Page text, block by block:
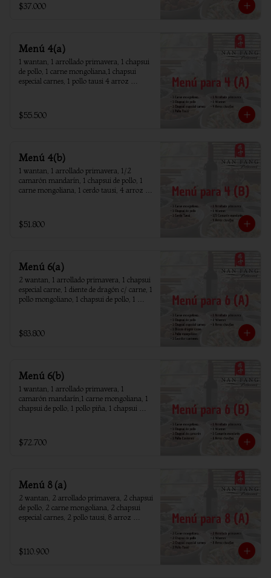
$37.000
Menú 4(a)
1 wantan, 1 arrollado primavera, 1 chapsui
de pollo, 1 carne mongoliana,1 chapsui
especial carnes, 1 pollo tausi 4 arroz
$55.500
Menú 4(b)
1 wantan, 1 arrollado primavera, 1/2
camarón mandarín, 1 chapsui de pollo, 1
carne mongoliana, 1 cerdo tausi, 4 arroz
$51.800
Menú 6(a)
2 wantan, 1 arrollado primavera, 1 chapsui
especial carne, 1 diente de dragón c/ carne, 1
pollo mongoliano, 1 chapsui de pollo, 1
$83.800
Menú 6(b)
1 wantan, 1 arrollado primavera, 1
camarón mandarín,1 carne mongoliana, 1
chapsui de pollo, 1 pollo piña, 1 chapsui
$72.700
Menú 8 (a)
2 wantan, 2 arrollado primavera, 2 chapsui
de pollo, 2 carne mongoliana, 2 chapsui
especial carnes, 2 pollo tausi, 8 arroz
$110.900